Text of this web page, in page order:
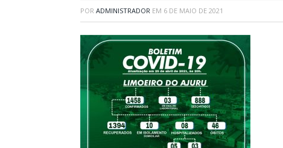
POR ADMINISTRADOR EM 6 DE MAIO DE 2021